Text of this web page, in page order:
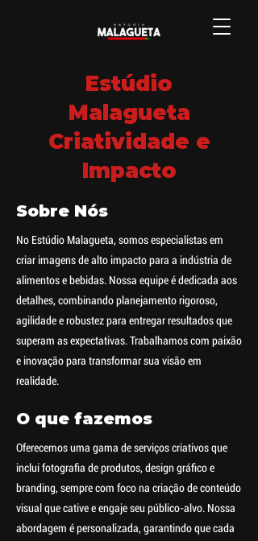
Estúdio
Malagueta
Criatividade e
Impacto
Sobre Nós
No Estúdio Malagueta, somos especialistas em
criar imagens de alto impacto para a indústria de
alimentos e bebidas. Nossa equipe é dedicada aos
detalhes, combinando planejamento rigoroso,
agilidade e robustez para entregar resultados que
superam as expectativas. Trabalhamos com paixão
e inovação para transformar sua visão em
realidade.
O que fazemos
Oferecemos uma gama de serviços criativos que
inclui fotografia de produtos, design gráfico e
branding, sempre com foco na criação de conteúdo
visual que cative e engaje seu público-alvo. Nossa
abordagem é personalizada, garantindo que cada